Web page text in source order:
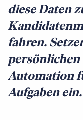
diese Daten
fahren.
persönlichen
Automation
Aufgaben ein.